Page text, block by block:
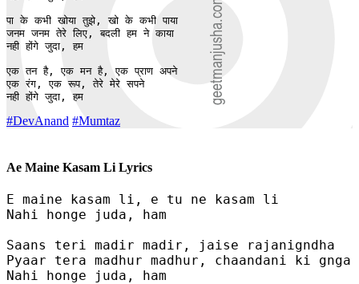
पा के कभी खोया तुझे, खो के कभी पाया
जनम जनम तेरे लिए, बदली हम ने काया
नही होंगे जुदा, हम
एक तन है, एक मन है, एक प्राण अपने
एक रंग, एक रूप, तेरे मेरे सपने
नही होंगे जुदा, हम
#DevAnand #Mumtaz
Ae Maine Kasam Li Lyrics
E maine kasam li, e tu ne kasam li
Nahi honge juda, ham
Saans teri madir madir, jaise rajanigndha
Pyaar tera madhur madhur, chaandani ki gnga
Nahi honge juda, ham